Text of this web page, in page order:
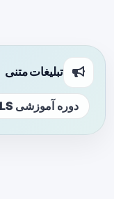
تبلیغات متنی
دوره آموزشی ATLS